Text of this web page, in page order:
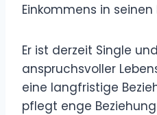
Einkommens in
Er ist derzeit Single
anspruchsvoller
eine langfristige
pflegt enge